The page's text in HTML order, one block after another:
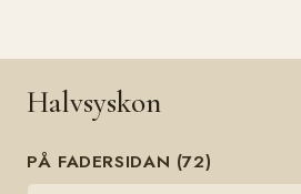
Halvsyskon
PÅ FADERSIDAN (72)